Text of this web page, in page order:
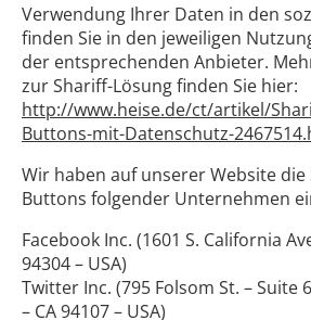
Verwendung Ihrer Daten in den
finden Sie in den jeweiligen
der entsprechenden Anbieter.
zur Shariff-Lösung finden Sie hier:
http://www.heise.de/ct/artikel/
Buttons-mit-Datenschutz-
Wir haben auf unserer Website die
Buttons folgender Unternehmen
Facebook Inc. (1601 S. California
94304 – USA)
Twitter Inc. (795 Folsom St. – Suite
– CA 94107 – USA)